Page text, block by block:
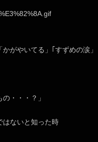
かがやいてる」｢すずめの涙」
の・・・？」
はないと知った時